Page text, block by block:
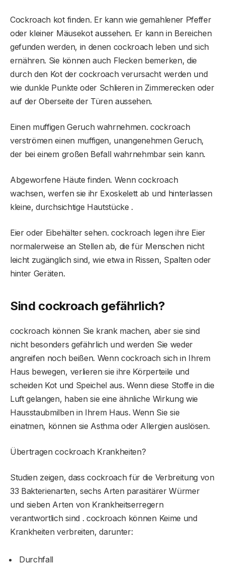
Cockroach kot finden. Er kann wie gemahlener Pfeffer
oder kleiner Mäusekot aussehen. Er kann in Bereichen
gefunden werden, in denen cockroach leben und sich
ernähren. Sie können auch Flecken bemerken, die
durch den Kot der cockroach verursacht werden und
wie dunkle Punkte oder Schlieren in Zimmerecken oder
auf der Oberseite der Türen aussehen.
Einen muffigen Geruch wahrnehmen. cockroach
verströmen einen muffigen, unangenehmen Geruch,
der bei einem großen Befall wahrnehmbar sein kann.
Abgeworfene Häute finden. Wenn cockroach
wachsen, werfen sie ihr Exoskelett ab und hinterlassen
kleine, durchsichtige Hautstücke .
Eier oder Eibehälter sehen. cockroach legen ihre Eier
normalerweise an Stellen ab, die für Menschen nicht
leicht zugänglich sind, wie etwa in Rissen, Spalten oder
hinter Geräten.
Sind cockroach gefährlich?
cockroach können Sie krank machen, aber sie sind
nicht besonders gefährlich und werden Sie weder
angreifen noch beißen. Wenn cockroach sich in Ihrem
Haus bewegen, verlieren sie ihre Körperteile und
scheiden Kot und Speichel aus. Wenn diese Stoffe in die
Luft gelangen, haben sie eine ähnliche Wirkung wie
Hausstaubmilben in Ihrem Haus. Wenn Sie sie
einatmen, können sie Asthma oder Allergien auslösen.
Übertragen cockroach Krankheiten?
Studien zeigen, dass cockroach für die Verbreitung von
33 Bakterienarten, sechs Arten parasitärer Würmer
und sieben Arten von Krankheitserregern
verantwortlich sind . cockroach können Keime und
Krankheiten verbreiten, darunter:
Durchfall